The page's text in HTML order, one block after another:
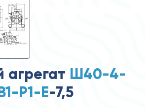
агрегат Ш40-4-
Р1-Е-7,5